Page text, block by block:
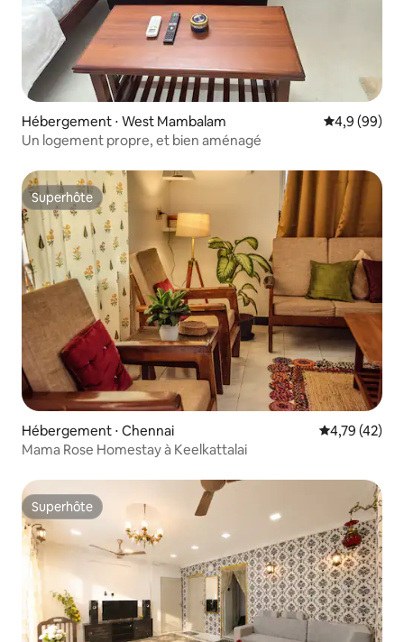
Hébergement ⋅ West Mambalam Évaluation
4,9 (99)
Un logement propre, et bien aménagé
Superhôte
Superhôte
Hébergement ⋅ Chennai Évaluation
4,79 (42)
Mama Rose Homestay à Keelkattalai
Superhôte
Superhôte